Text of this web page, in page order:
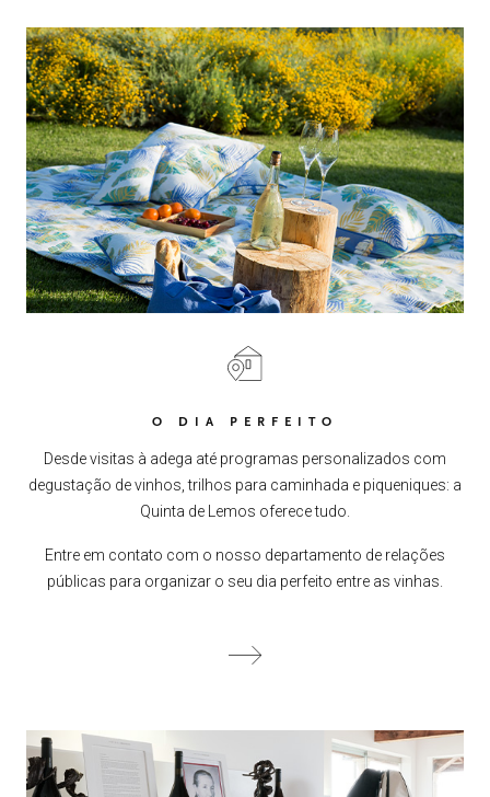
O DIA PERFEITO
Desde visitas à adega até programas personalizados com
degustação de vinhos, trilhos para caminhada e piqueniques: a
Quinta de Lemos oferece tudo.
Entre em contato com o nosso departamento de relações
públicas para organizar o seu dia perfeito entre as vinhas.